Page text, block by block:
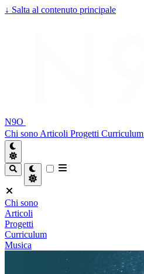
↓ Salta al contenuto principale
N9O
Chi sono Articoli Progetti Curriculum
Chi sono
Articoli
Progetti
Curriculum
Musica